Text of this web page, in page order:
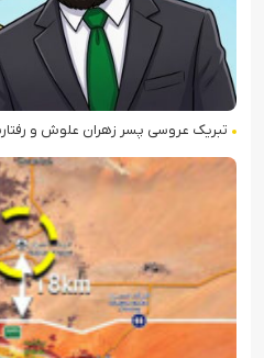
تبریک عروسی پسر زهران علوش و